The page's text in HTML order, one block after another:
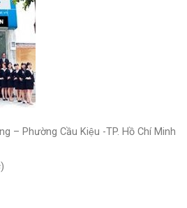
– Phường Cầu Kiệu -TP. Hồ Chí Minh
)